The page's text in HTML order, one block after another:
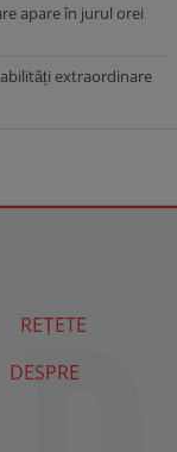
apare în jurul orei
extraordinare
REȚETE
DESPRE